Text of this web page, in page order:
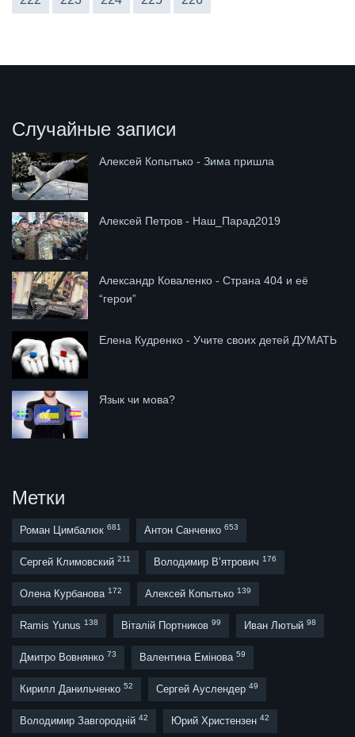
Случайные записи
Алексей Копытько - Зима пришла
Алексей Петров - Наш_Парад2019
Александр Коваленко - Страна 404 и её
“герои”
Елена Кудренко - Учите своих детей ДУМАТЬ
Язык чи мова?
Метки
Роман Цимбалюк 681 Антон Санченко 653
Сергей Климовский 211 Володимир В’ятрович 176
Олена Курбанова 172 Алексей Копытько 139
Ramis Yunus 138 Віталій Портников 99 Иван Лютый 98
Дмитро Вовнянко 73 Валентина Емінова 59
Кирилл Данильченко 52 Сергей Ауслендер 49
Володимир Завгородній 42 Юрий Христензен 42